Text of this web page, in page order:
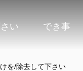
い でき事
を/除去して下さい